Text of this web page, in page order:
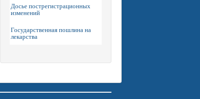
Досье пострегистрационных
изменений
Государственная пошлина на
лекарства